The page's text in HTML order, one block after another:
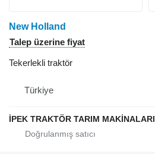
New Holland
Talep üzerine fiyat
Tekerlekli traktör
Türkiye
İPEK TRAKTÖR TARIM MAKİNALARI